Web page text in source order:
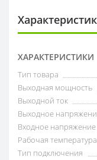
ХАРАКТЕРИСТИКИ
Тип товара
Выходная мощность
Выходной ток
Выходное
Входное напряжение
Рабочая температура
Тип подключения